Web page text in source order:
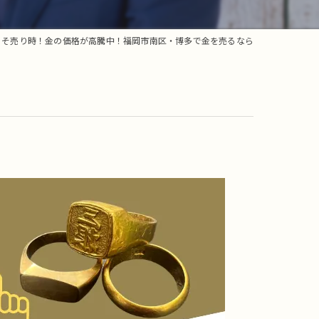
売り時！金の価格が高騰中！福岡市南区・博多で金を売るなら